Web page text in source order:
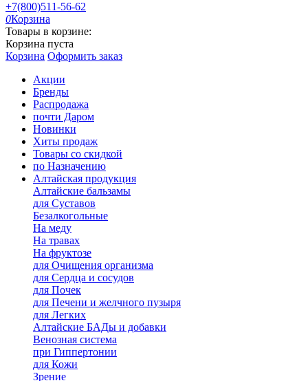
+7(800)511-56-62
0Корзина
Товары в корзине:
Корзина пуста
Корзина Оформить заказ
Акции
Бренды
Распродажа
почти Даром
Новинки
Хиты продаж
Товары со скидкой
по Назначению
Алтайская продукция
Алтайские бальзамы
для Суставов
Безалкогольные
На меду
На травах
На фруктозе
для Очищения организма
для Сердца и сосудов
для Почек
для Печени и желчного пузыря
для Легких
Алтайские БАДы и добавки
Венозная система
при Гиппертонии
для Кожи
Зрение